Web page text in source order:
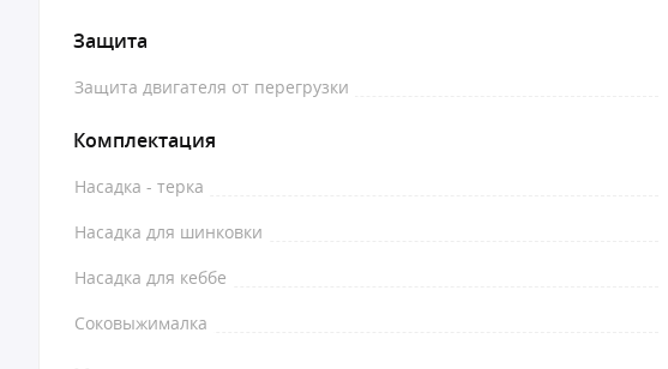
Защита
Защита двигателя от перегрузки
Комплектация
Насадка - терка
Насадка для шинковки
Насадка для кеббе
Соковыжималка